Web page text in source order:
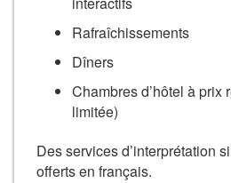
Rafraîchissements
Dîners
Chambres d’hôtel à prix
limitée)
Des services d’interprétation
offerts en français.